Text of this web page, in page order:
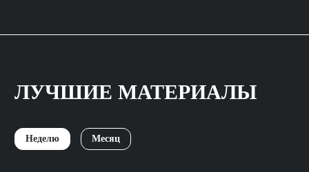
ЛУЧШИЕ МАТЕРИАЛЫ
Неделю Месяц